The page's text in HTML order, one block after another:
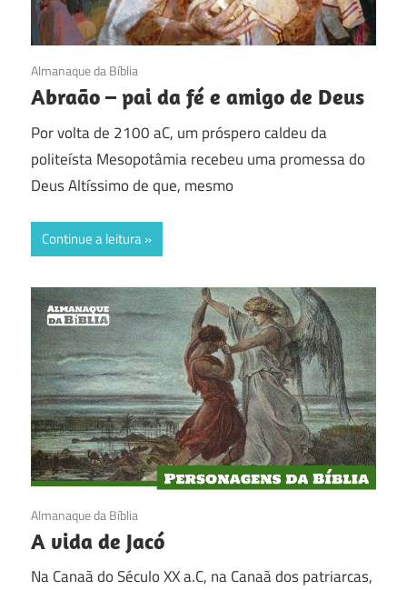
07/10/2023
Almanaque da Bíblia
Abraão – pai da fé e amigo de Deus
Por volta de 2100 aC, um próspero caldeu da
politeísta Mesopotâmia recebeu uma promessa do
Deus Altíssimo de que, mesmo
Continue a leitura
27/05/2017
Almanaque da Bíblia
A vida de Jacó
Na Canaã do Século XX a.C, na Canaã dos patriarcas,